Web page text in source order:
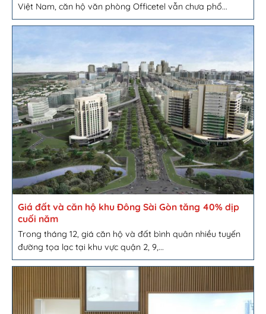
Việt Nam, căn hộ văn phòng Officetel vẫn chưa phổ...
Giá đất và căn hộ khu Đông Sài Gòn tăng 40% dịp
cuối năm
Trong tháng 12, giá căn hộ và đất bình quân nhiều tuyến
đường tọa lạc tại khu vực quận 2, 9,...